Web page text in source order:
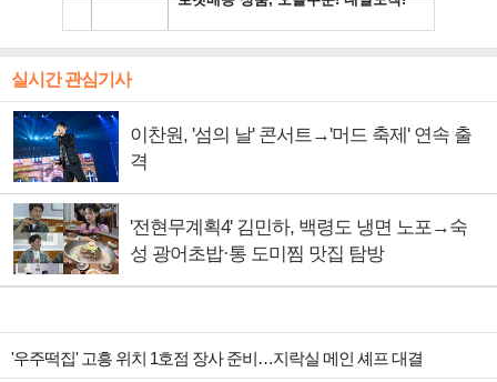
실시간 관심기사
이찬원, '섬의 날' 콘서트→'머드 축제' 연속 출
격
'전현무계획4' 김민하, 백령도 냉면 노포→숙
성 광어초밥·통 도미찜 맛집 탐방
'우주떡집' 고흥 위치 1호점 장사 준비…지락실 메인 셰프 대결